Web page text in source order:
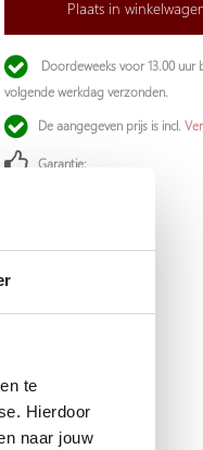
te
Hierdoor
naar jouw
Plaats in
Doordeweeks voor 13.00 uur
volgende werkdag verzonden.
De aangegeven prijs is incl.
Garantie: